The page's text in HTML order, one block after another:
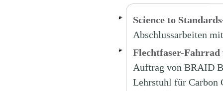
Science to
Abschlussarbeiten
Flechtfaser-Fahrrad
Auftrag von BRAID
Lehrstuhl für Carbon